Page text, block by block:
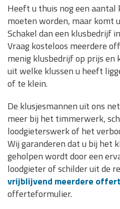
Heeft u thuis nog een aantal
moeten worden, maar komt
Schakel dan een klusbedrijf
Vraag kosteloos meerdere
menig klusbedrijf op prijs
uit welke klussen u heeft
of te klein.
De klusjesmannen uit ons
meer bij het timmerwerk,
loodgieterswerk of het
Wij garanderen dat u bij het
geholpen wordt door een
loodgieter of schilder uit de
vrijblijvend meerdere
offerteformulier.